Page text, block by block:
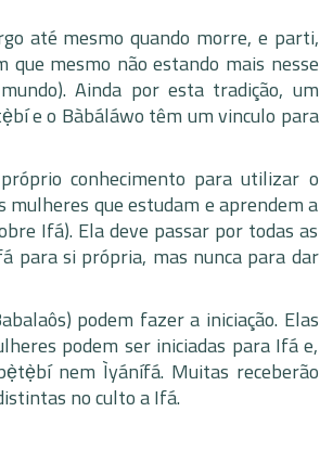
até mesmo quando morre, e parti,
que mesmo não estando mais nesse
Ainda por esta tradição, um
e o Bàbáláwo têm um vinculo para
conhecimento para utilizar o
mulheres que estudam e aprendem a
Ifá). Ela deve passar por todas as
para si própria, mas nunca para dar
podem fazer a iniciação. Elas
podem ser iniciadas para Ifá e,
nem Ìyánífá. Muitas receberão
no culto a Ifá.